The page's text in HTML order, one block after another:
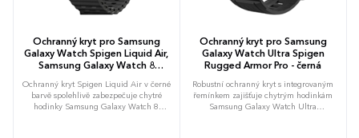
Ochranný kryt pro Samsung
Galaxy Watch Spigen Liquid Air,
Samsung Galaxy Watch 8
Ochranný kryt Spigen Liquid Air v černé
barvě spolehlivě zabezpečuje chytré
hodinky Samsung Galaxy Watch 8
Ochranný kryt pro Samsung
Galaxy Watch Ultra Spigen
Rugged Armor Pro - černá
Robustní ochranný kryt s integrovaným
řemínkem zajišťuje chytrým hodinkám
Samsung Galaxy Watch Ultra